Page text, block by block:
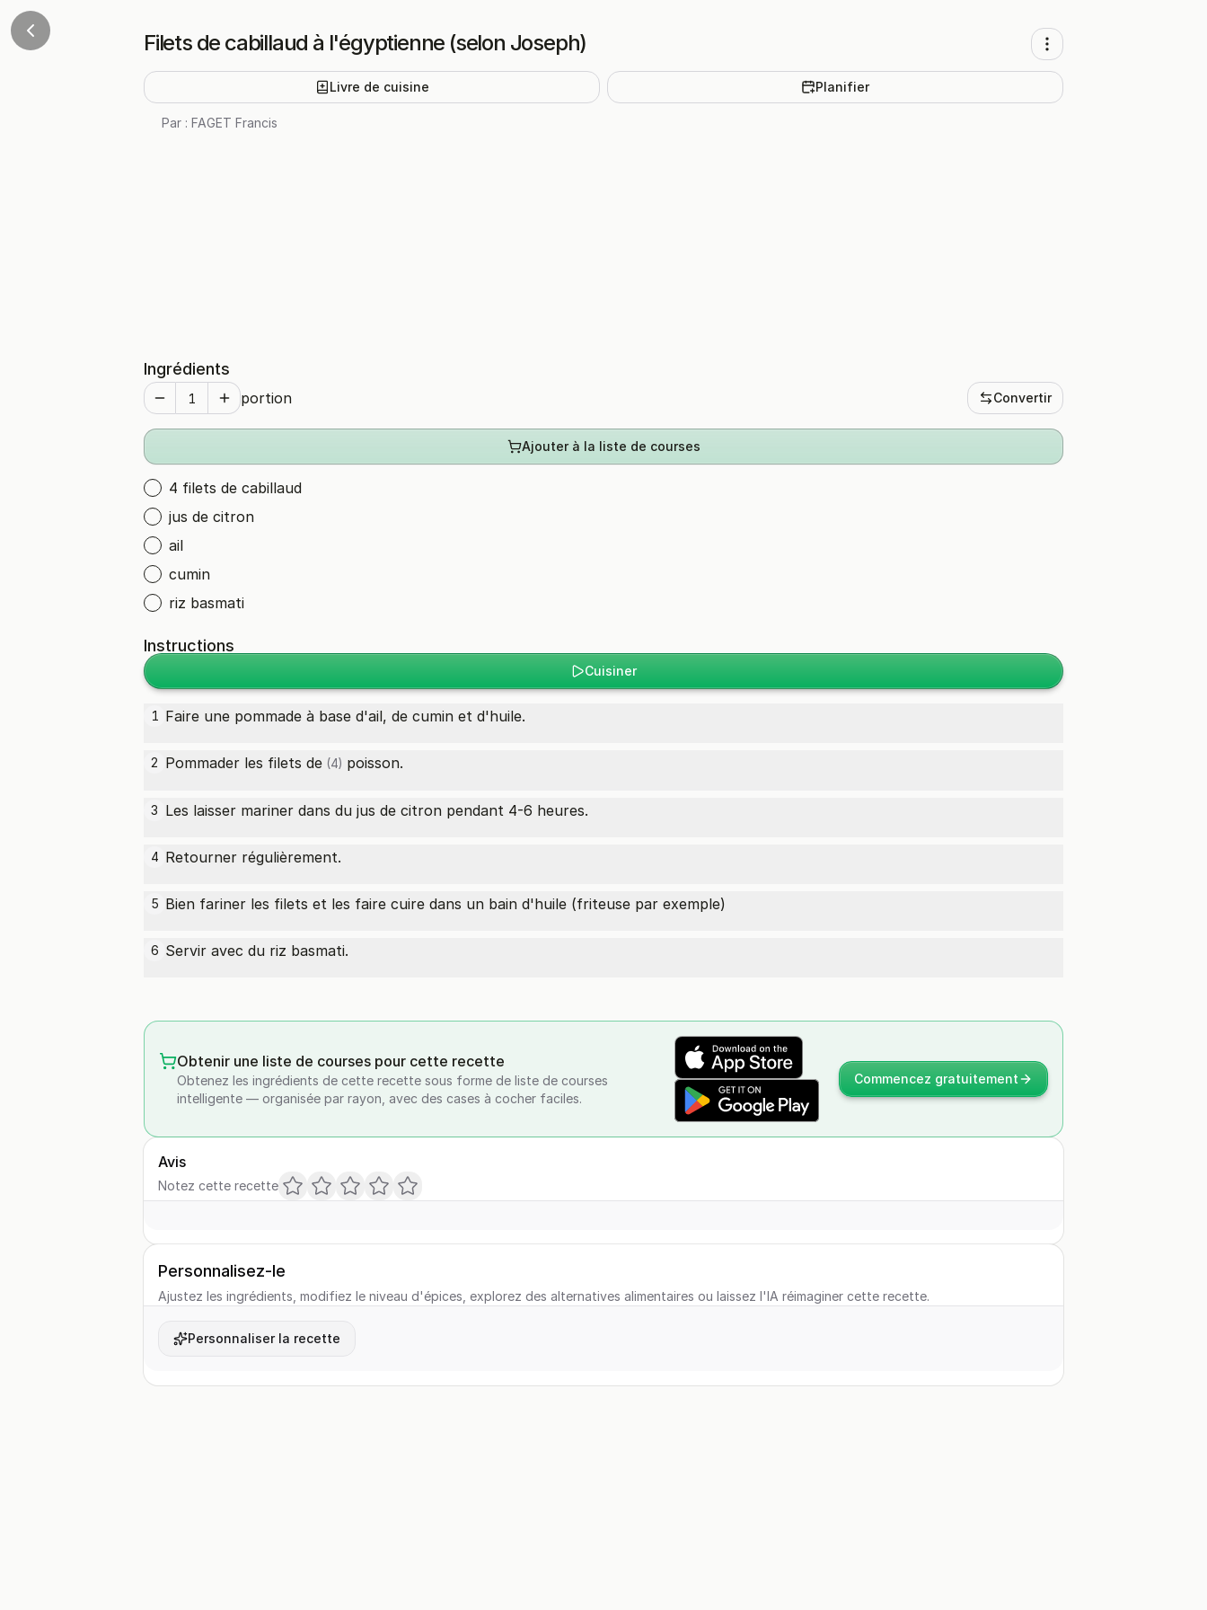
Filets de cabillaud à l'égyptienne (selon Joseph)
Livre de cuisine Planifier
Par : FAGET Francis
Ingrédients
portion Convertir
Ajouter à la liste de courses
4 filets de cabillaud
jus de citron
ail
cumin
riz basmati
Instructions
Cuisiner
1 Faire une pommade à base d'ail, de cumin et d'huile.
2 Pommader les filets de (4) poisson.
3 Les laisser mariner dans du jus de citron pendant 4-6 heures.
4 Retourner régulièrement.
5 Bien fariner les filets et les faire cuire dans un bain d'huile (friteuse par exemple)
6 Servir avec du riz basmati.
Obtenir une liste de courses pour cette recette
Obtenez les ingrédients de cette recette sous forme de liste de courses
intelligente — organisée par rayon, avec des cases à cocher faciles.
Commencez gratuitement
Avis
Notez cette recette
Personnalisez-le
Ajustez les ingrédients, modifiez le niveau d'épices, explorez des alternatives alimentaires ou laissez l'IA réimaginer cette recette.
Personnaliser la recette